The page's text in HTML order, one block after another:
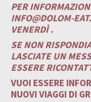
PER
INFO@DOLOM-
VENERDÌ .
SE NON
LASCIATE UN
ESSERE
VUOI ESSERE
NUOVI VIAGGI DI